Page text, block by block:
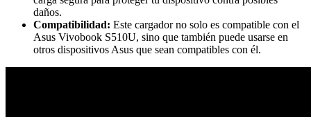
daños.
Compatibilidad: Este cargador no solo es compatible con el
Asus Vivobook S510U, sino que también puede usarse en
otros dispositivos Asus que sean compatibles con él.